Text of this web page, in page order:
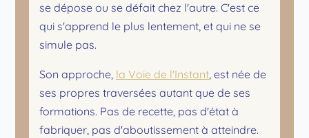
se dépose ou se défait chez l'autre. C'est ce
qui s'apprend le plus lentement, et qui ne se
simule pas.
Son approche, la Voie de l'Instant, est née de
ses propres traversées autant que de ses
formations. Pas de recette, pas d'état à
fabriquer, pas d'aboutissement à atteindre.